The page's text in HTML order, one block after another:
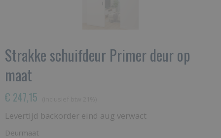
Strakke schuifdeur Primer deur op
maat
€ 247,15
Levertijd backorder eind aug verwact
Deurmaat